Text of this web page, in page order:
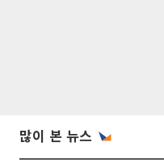
많이 본 뉴스